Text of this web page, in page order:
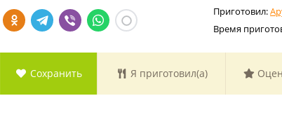
Время
Сохранить Я приготовил(а)